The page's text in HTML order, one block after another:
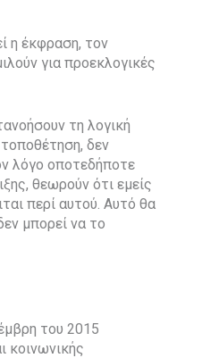
η έκφραση, τον
για προεκλογικές
τη λογική
δεν
λόγο οποτεδήποτε
θεωρούν ότι εμείς
περί αυτού. Αυτό θα
μπορεί να το
του 2015
κοινωνικής